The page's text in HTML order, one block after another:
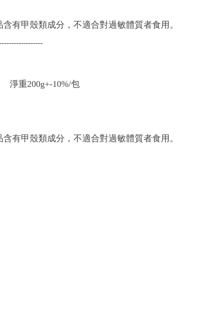
有甲殼類成分，不適合對過敏體質者食用。
淨重200g+-10%/包
有甲殼類成分，不適合對過敏體質者食用。